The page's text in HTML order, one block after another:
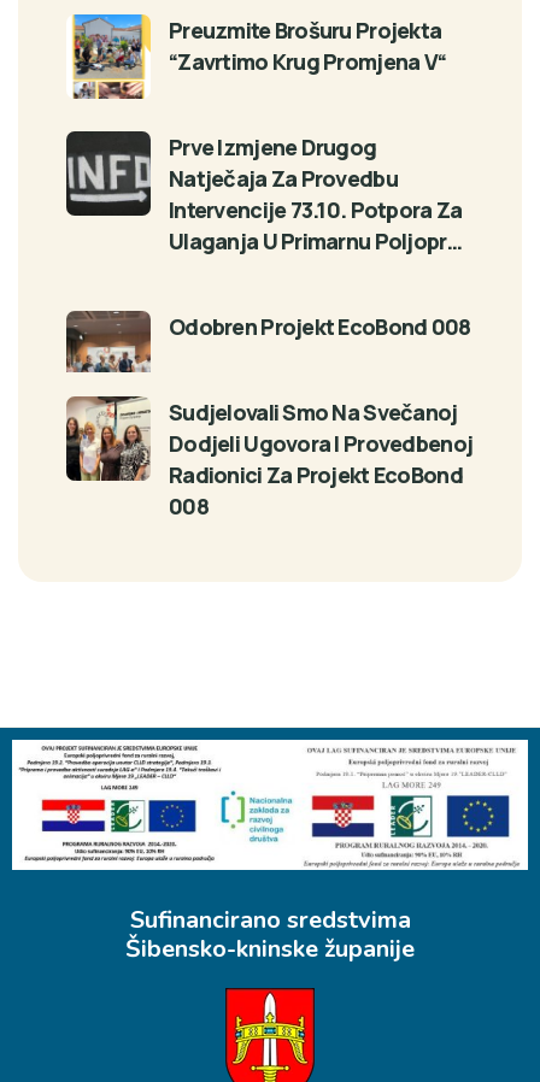
Preuzmite Brošuru Projekta
“Zavrtimo Krug Promjena V“
Prve Izmjene Drugog
Natječaja Za Provedbu
Intervencije 73.10. Potpora Za
Ulaganja U Primarnu Poljopr…
Odobren Projekt EcoBond 008
Sudjelovali Smo Na Svečanoj
Dodjeli Ugovora I Provedbenoj
Radionici Za Projekt EcoBond
008
Sufinancirano sredstvima
Šibensko-kninske županije